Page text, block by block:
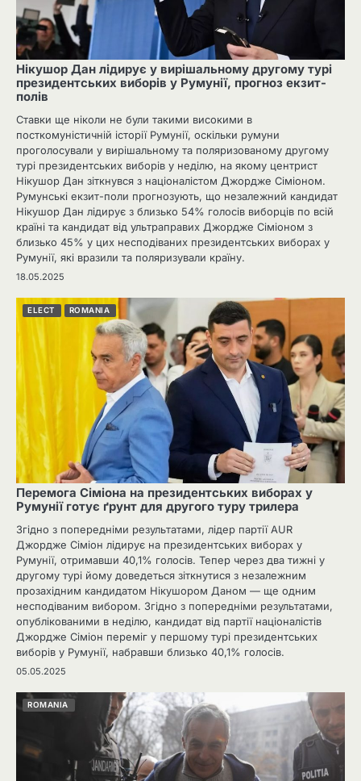
Нікушор Дан лідирує у вирішальному другому турі
президентських виборів у Румунії, прогноз екзит-
полів
Ставки ще ніколи не були такими високими в
посткомуністичній історії Румунії, оскільки румуни
проголосували у вирішальному та поляризованому другому
турі президентських виборів у неділю, на якому центрист
Нікушор Дан зіткнувся з націоналістом Джордже Сіміоном.
Румунські екзит-поли прогнозують, що незалежний кандидат
Нікушор Дан лідирує з близько 54% ​​голосів виборців по всій
країні та кандидат від ультраправих Джордже Сіміоном з
близько 45% у цих несподіваних президентських виборах у
Румунії, які вразили та поляризували країну.
18.05.2025
ELECT ROMANIA
Перемога Сіміона на президентських виборах у
Румунії готує ґрунт для другого туру трилера
Згідно з попередніми результатами, лідер партії AUR
Джордже Сіміон лідирує на президентських виборах у
Румунії, отримавши 40,1% голосів. Тепер через два тижні у
другому турі йому доведеться зіткнутися з незалежним
прозахідним кандидатом Нікушором Даном — ще одним
несподіваним вибором. Згідно з попередніми результатами,
опублікованими в неділю, кандидат від партії націоналістів
Джордже Сіміон переміг у першому турі президентських
виборів у Румунії, набравши близько 40,1% голосів.
05.05.2025
ROMANIA